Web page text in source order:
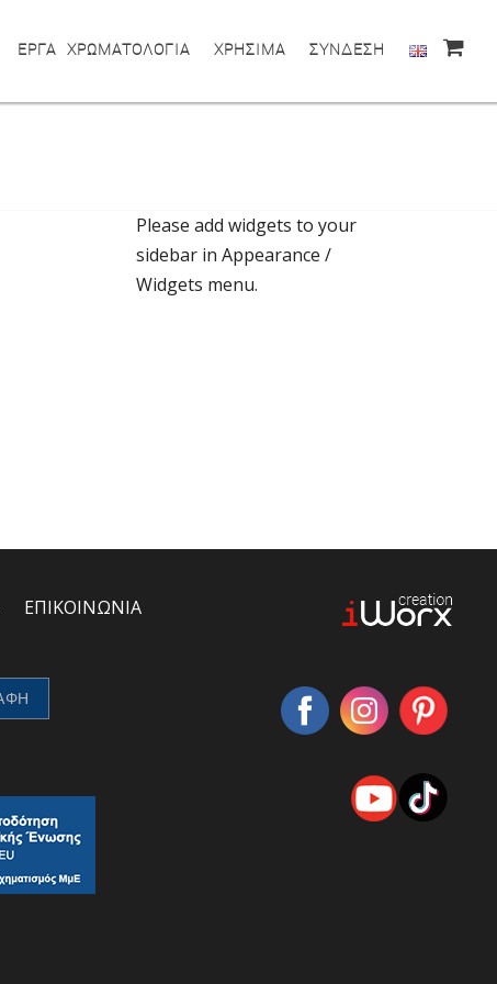
ΕΡΓΑ ΧΡΩΜΑΤΟΛΟΓΙΑ ΧΡΗΣΙΜΑ ΣΥΝΔΕΣΗ
Please add widgets to your
sidebar in Appearance /
Widgets menu.
ΕΠΙΚΟΙΝΩΝΙΑ